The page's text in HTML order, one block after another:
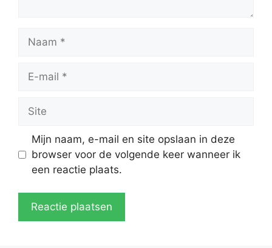
mail
Mijn naam, e-mail en site opslaan in deze
browser voor de volgende keer wanneer ik
een reactie plaats.